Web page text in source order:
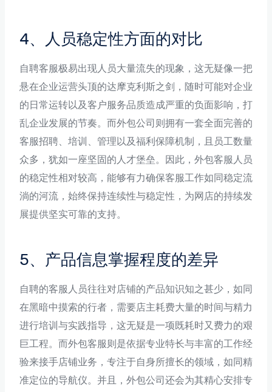
4、人员稳定性方面的对比
自聘客服极易出现人员大量流失的现象，这无疑像一把
悬在企业运营头顶的达摩克利斯之剑，随时可能对企业
的日常运转以及客户服务品质造成严重的负面影响，打
乱企业发展的节奏。而外包公司则拥有一套全面完善的
客服招聘、培训、管理以及福利保障机制，且员工数量
众多，犹如一座坚固的人才堡垒。因此，外包客服人员
的稳定性相对较高，能够有力确保客服工作如同稳定流
淌的河流，始终保持连续性与稳定性，为网店的持续发
展提供坚实可靠的支持。
5、产品信息掌握程度的差异
自聘的客服人员往往对店铺的产品知识知之甚少，如同
在黑暗中摸索的行者，需要店主耗费大量的时间与精力
进行培训与实践指导，这无疑是一项既耗时又费力的艰
巨工程。而外包客服则是依据专业特长与丰富的工作经
验来接手店铺业务，专注于自身所擅长的领域，如同精
准定位的导航仪。并且，外包公司还会为其精心安排专